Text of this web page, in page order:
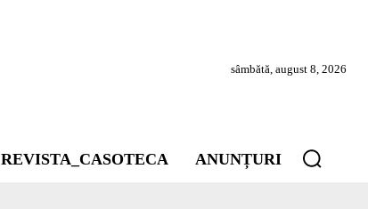
sâmbătă, august 8, 2026
REVISTA_CASOTECA ANUNȚURI